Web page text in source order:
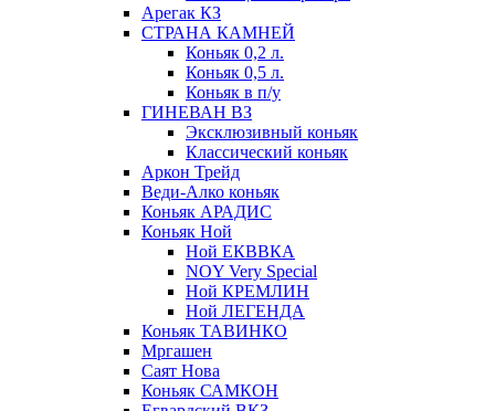
Арегак КЗ
СТРАНА КАМНЕЙ
Коньяк 0,2 л.
Коньяк 0,5 л.
Коньяк в п/у
ГИНЕВАН ВЗ
Эксклюзивный коньяк
Классический коньяк
Аркон Трейд
Веди-Алко коньяк
Коньяк АРАДИС
Коньяк Ной
Ной ЕКВВКА
NOY Very Special
Ной КРЕМЛИН
Ной ЛЕГЕНДА
Коньяк ТАВИНКО
Мргашен
Саят Нова
Коньяк САМКОН